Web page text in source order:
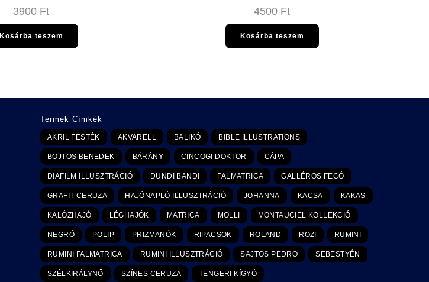
3900 Ft
Kosárba teszem
4500 Ft
Kosárba teszem
Termék Címkék
AKRIL FESTÉK AKVARELL BALIKÓ BIBLE ILLUSTRATIONS
BOJTOS BENEDEK BÁRÁNY CINCOGI DOKTOR CÁPA
DIAFILM ILLUSZTRÁCIÓ DUNDI BANDI FALMATRICA GALLÉROS FECÓ
GRAFIT CERUZA HAJÓNAPLÓ ILLUSZTRÁCIÓ JOHANNA KACSA KAKAS
KALÓZHAJÓ LÉGHAJÓK MATRICA MOLLI MONTAUCIEL KOLLEKCIÓ
NEGRÓ POLIP PRIZMANÓK RIPACSOK ROLAND ROZI RUMINI
RUMINI FALMATRICA RUMINI ILLUSZTRÁCIÓ SAJTOS PEDRO SEBESTYÉN
SZÉLKIRÁLYNŐ SZÍNES CERUZA TENGERI KÍGYÓ